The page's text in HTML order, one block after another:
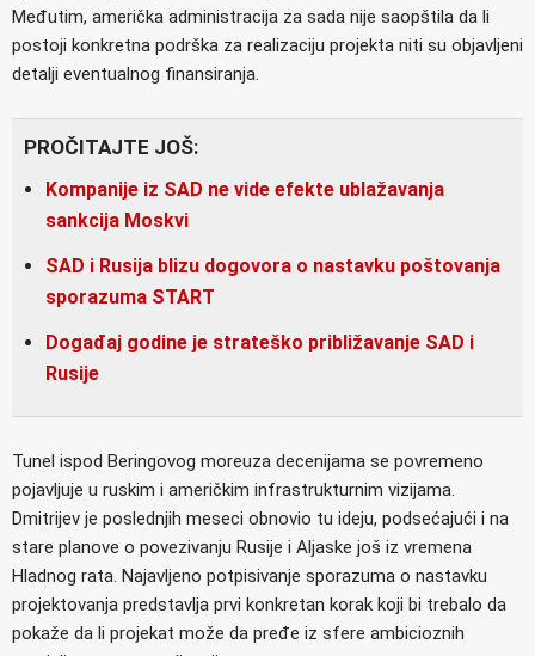
Međutim, američka administracija za sada nije saopštila da li
postoji konkretna podrška za realizaciju projekta niti su objavljeni
detalji eventualnog finansiranja.
PROČITAJTE JOŠ:
Kompanije iz SAD ne vide efekte ublažavanja
sankcija Moskvi
SAD i Rusija blizu dogovora o nastavku poštovanja
sporazuma START
Događaj godine je strateško približavanje SAD i
Rusije
Tunel ispod Beringovog moreuza decenijama se povremeno
pojavljuje u ruskim i američkim infrastrukturnim vizijama.
Dmitrijev je poslednjih meseci obnovio tu ideju, podsećajući i na
stare planove o povezivanju Rusije i Aljaske još iz vremena
Hladnog rata. Najavljeno potpisivanje sporazuma o nastavku
projektovanja predstavlja prvi konkretan korak koji bi trebalo da
pokaže da li projekat može da pređe iz sfere ambicioznih